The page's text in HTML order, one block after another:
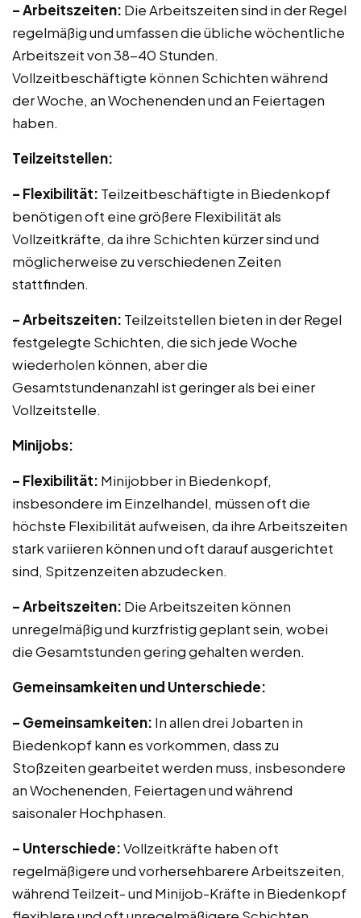
– Arbeitszeiten: Die Arbeitszeiten sind in der Regel
regelmäßig und umfassen die übliche wöchentliche
Arbeitszeit von 38-40 Stunden.
Vollzeitbeschäftigte können Schichten während
der Woche, an Wochenenden und an Feiertagen
haben.
Teilzeitstellen:
– Flexibilität: Teilzeitbeschäftigte in Biedenkopf
benötigen oft eine größere Flexibilität als
Vollzeitkräfte, da ihre Schichten kürzer sind und
möglicherweise zu verschiedenen Zeiten
stattfinden.
– Arbeitszeiten: Teilzeitstellen bieten in der Regel
festgelegte Schichten, die sich jede Woche
wiederholen können, aber die
Gesamtstundenanzahl ist geringer als bei einer
Vollzeitstelle.
Minijobs:
– Flexibilität: Minijobber in Biedenkopf,
insbesondere im Einzelhandel, müssen oft die
höchste Flexibilität aufweisen, da ihre Arbeitszeiten
stark variieren können und oft darauf ausgerichtet
sind, Spitzenzeiten abzudecken.
– Arbeitszeiten: Die Arbeitszeiten können
unregelmäßig und kurzfristig geplant sein, wobei
die Gesamtstunden gering gehalten werden.
Gemeinsamkeiten und Unterschiede:
– Gemeinsamkeiten: In allen drei Jobarten in
Biedenkopf kann es vorkommen, dass zu
Stoßzeiten gearbeitet werden muss, insbesondere
an Wochenenden, Feiertagen und während
saisonaler Hochphasen.
– Unterschiede:Vollzeitkräfte haben oft
regelmäßigere und vorhersehbarere Arbeitszeiten,
während Teilzeit- und Minijob-Kräfte in Biedenkopf